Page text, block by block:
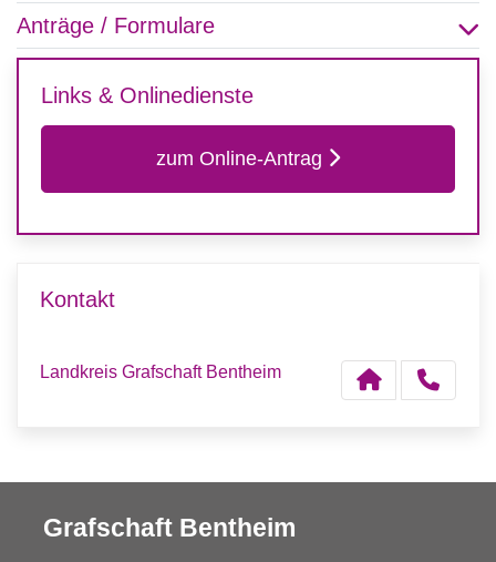
Anträge / Formulare
Links & Onlinedienste
zum Online-Antrag
Kontakt
Landkreis Grafschaft Bentheim
Grafschaft Bentheim